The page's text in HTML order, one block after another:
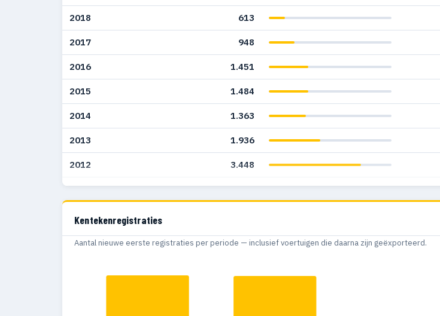
2018 613
2017 948
2016 1.451
2015 1.484
2014 1.363
2013 1.936
2012 3.448
2011 4.594
Kentekenregistraties
Aantal nieuwe eerste registraties per periode — inclusief voertuigen die daarna zijn geëxporteerd.